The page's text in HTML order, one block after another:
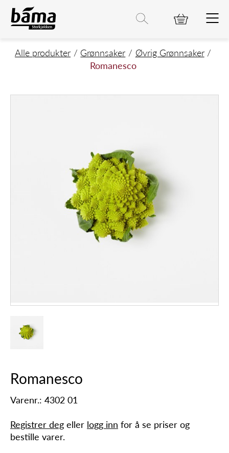
Romanesco
Hovedinnhold
Hovedmeny
Hovedmeny
Alle produkter Grønnsaker
Øvrig Grønnsaker
Romanesco
Romanesco
Varenr.: 4302 01
Registrer deg eller logg inn for å se priser og
bestille varer.